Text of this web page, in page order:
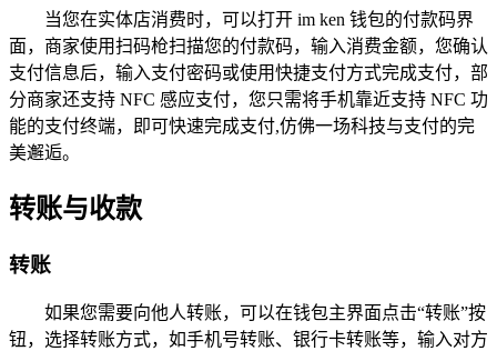
当您在实体店消费时，可以打开 im ken 钱包的付款码界
面，商家使用扫码枪扫描您的付款码，输入消费金额，您确认
支付信息后，输入支付密码或使用快捷支付方式完成支付，部
分商家还支持 NFC 感应支付，您只需将手机靠近支持 NFC 功
能的支付终端，即可快速完成支付,仿佛一场科技与支付的完
美邂逅。
转账与收款
转账
如果您需要向他人转账，可以在钱包主界面点击“转账”按
钮，选择转账方式，如手机号转账、银行卡转账等，输入对方